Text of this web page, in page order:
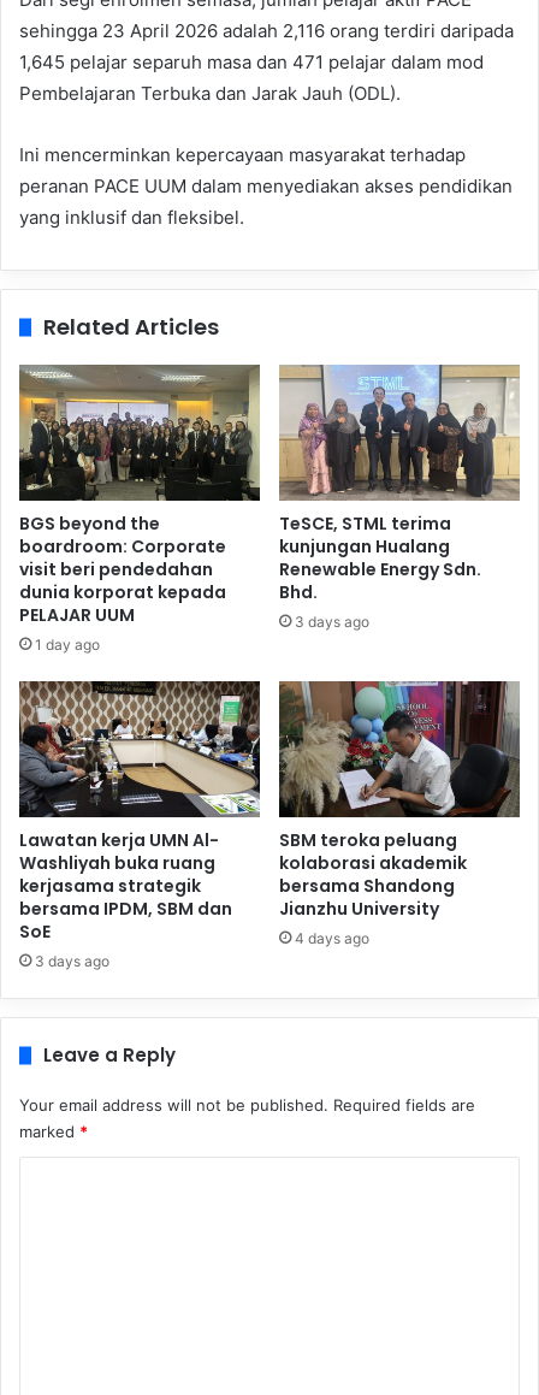
sehingga 23 April 2026 adalah 2,116 orang terdiri daripada
1,645 pelajar separuh masa dan 471 pelajar dalam mod
Pembelajaran Terbuka dan Jarak Jauh (ODL).
Ini mencerminkan kepercayaan masyarakat terhadap
peranan PACE UUM dalam menyediakan akses pendidikan
yang inklusif dan fleksibel.
Related Articles
BGS beyond the
boardroom: Corporate
visit beri pendedahan
dunia korporat kepada
PELAJAR UUM
1 day ago
TeSCE, STML terima
kunjungan Hualang
Renewable Energy Sdn.
Bhd.
3 days ago
Lawatan kerja UMN Al-
Washliyah buka ruang
kerjasama strategik
bersama IPDM, SBM dan
SoE
3 days ago
SBM teroka peluang
kolaborasi akademik
bersama Shandong
Jianzhu University
4 days ago
Leave a Reply
Your email address will not be published. Required fields are
marked *